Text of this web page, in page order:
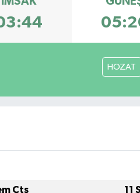
HOZAT
Cts
11